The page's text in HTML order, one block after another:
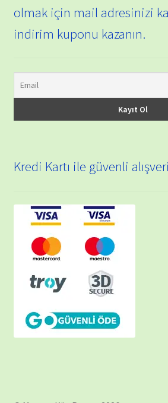
olmak için mail adresinizi
indirim kuponu kazanın.
Kredi Kartı ile güvenli